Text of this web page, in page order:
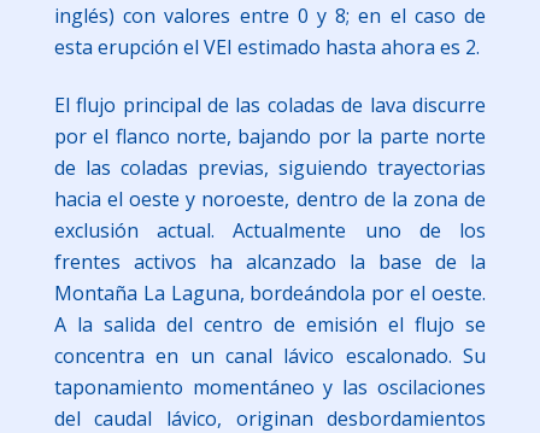
inglés) con valores entre 0 y 8; en el caso de
esta erupción el VEI estimado hasta ahora es 2.
El flujo principal de las coladas de lava discurre
por el flanco norte, bajando por la parte norte
de las coladas previas, siguiendo trayectorias
hacia el oeste y noroeste, dentro de la zona de
exclusión actual. Actualmente uno de los
frentes activos ha alcanzado la base de la
Montaña La Laguna, bordeándola por el oeste.
A la salida del centro de emisión el flujo se
concentra en un canal lávico escalonado. Su
taponamiento momentáneo y las oscilaciones
del caudal lávico, originan desbordamientos